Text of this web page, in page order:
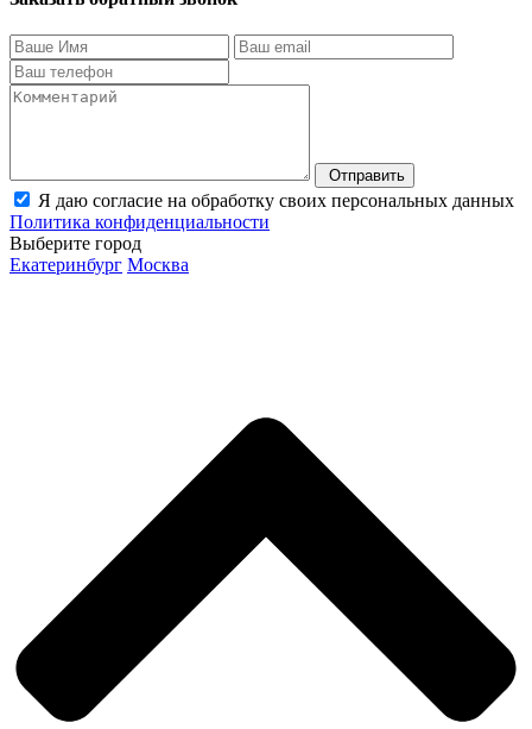
Отправить
Я даю согласие на обработку своих персональных данных
Политика конфиденциальности
Выберите город
Екатеринбург Москва